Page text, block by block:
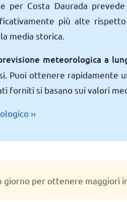
per Costa Daurada
più alte
media storica.
meteorologica a
Puoi ottenere rapidamente
forniti si basano sui valori
››
giorno per ottenere maggiori